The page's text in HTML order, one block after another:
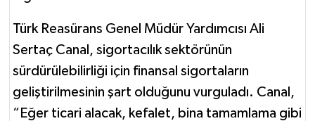
Türk Reasürans Genel Müdür Yardımcısı Ali
Sertaç Canal, sigortacılık sektörünün
sürdürülebilirliği için finansal sigortaların
geliştirilmesinin şart olduğunu vurguladı. Canal,
“Eğer ticari alacak, kefalet, bina tamamlama gibi